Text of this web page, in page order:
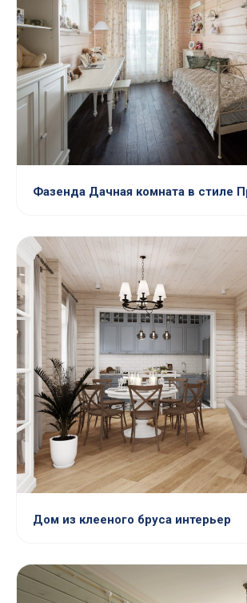
Фазенда Дачная комната в стиле
Дом из клееного бруса интерьер